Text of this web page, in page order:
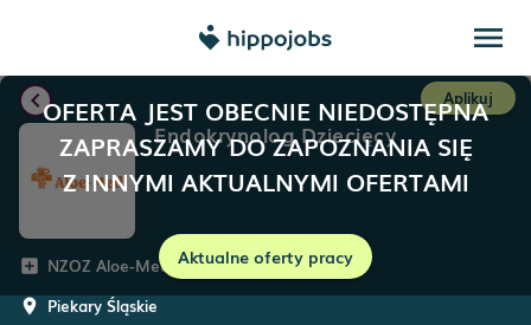
menu
OFERTA JEST OBECNIE NIEDOSTĘPNA
ZAPRASZAMY DO ZAPOZNANIA SIĘ
Z INNYMI AKTUALNYMI OFERTAMI
Aktualne oferty pracy
chevron_left Aplikuj
Endokrynolog Dziecięcy
add_box NZOZ Aloe-Med
room Piekary Śląskie